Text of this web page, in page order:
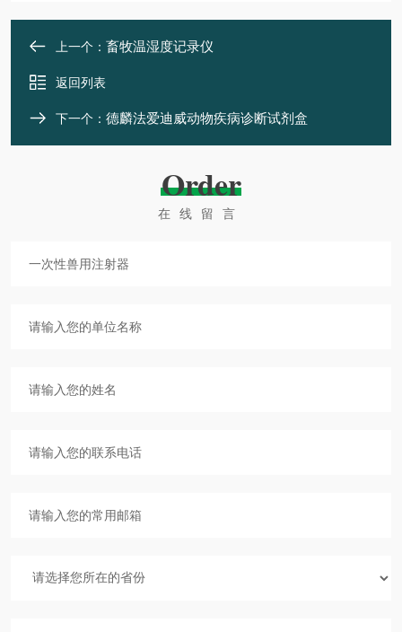
上一个： 畜牧温湿度记录仪
返回列表
下一个： 德麟法爱迪威动物疾病诊断试剂盒
Order
在线留言